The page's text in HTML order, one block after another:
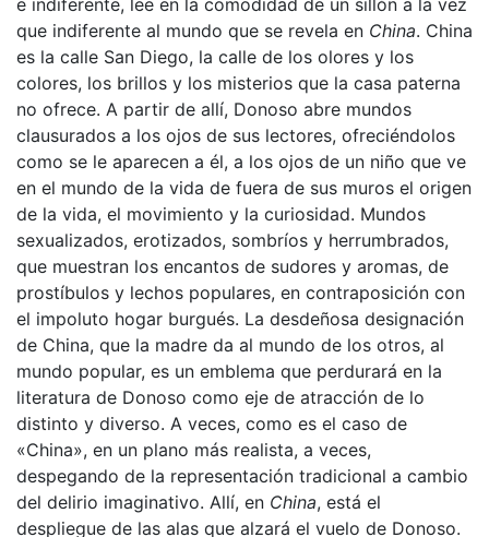
que indiferente al mundo que se revela en China. China
es la calle San Diego, la calle de los olores y los
colores, los brillos y los misterios que la casa paterna
no ofrece. A partir de allí, Donoso abre mundos
clausurados a los ojos de sus lectores, ofreciéndolos
como se le aparecen a él, a los ojos de un niño que ve
en el mundo de la vida de fuera de sus muros el origen
de la vida, el movimiento y la curiosidad. Mundos
sexualizados, erotizados, sombríos y herrumbrados,
que muestran los encantos de sudores y aromas, de
prostíbulos y lechos populares, en contraposición con
el impoluto hogar burgués. La desdeñosa designación
de China, que la madre da al mundo de los otros, al
mundo popular, es un emblema que perdurará en la
literatura de Donoso como eje de atracción de lo
distinto y diverso. A veces, como es el caso de
«China», en un plano más realista, a veces,
despegando de la representación tradicional a cambio
del delirio imaginativo. Allí, en China, está el
despliegue de las alas que alzará el vuelo de Donoso.